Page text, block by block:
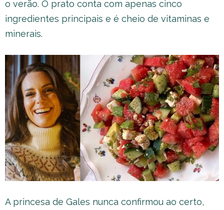
o verão. O prato conta com apenas cinco
ingredientes principais e é cheio de vitaminas e
minerais.
A princesa de Gales nunca confirmou ao certo,